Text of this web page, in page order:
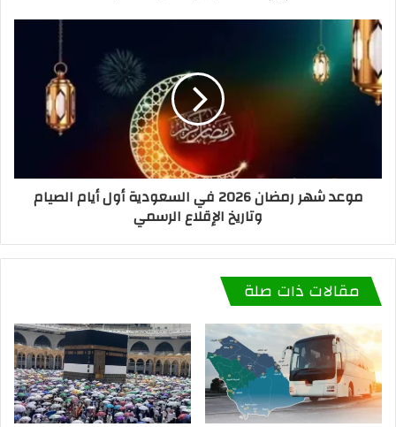
موعد شهر رمضان 2026 في السعودية أول أيام الصيام
وتاريخ الإقلاع الرسمي
مقالات ذات صلة